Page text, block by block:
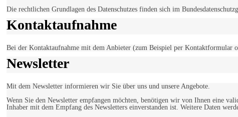
Die rechtlichen Grundlagen des Datenschutzes finden sich im
Kontaktaufnahme
Bei der Kontaktaufnahme mit dem Anbieter (zum Beispiel per Kontaktformular
Newsletter
Mit dem Newsletter informieren wir Sie über uns und unsere Angebote.
Wenn Sie den Newsletter empfangen möchten, benötigen wir von Ihnen eine
Inhaber mit dem Empfang des Newsletters einverstanden ist. Weitere Daten